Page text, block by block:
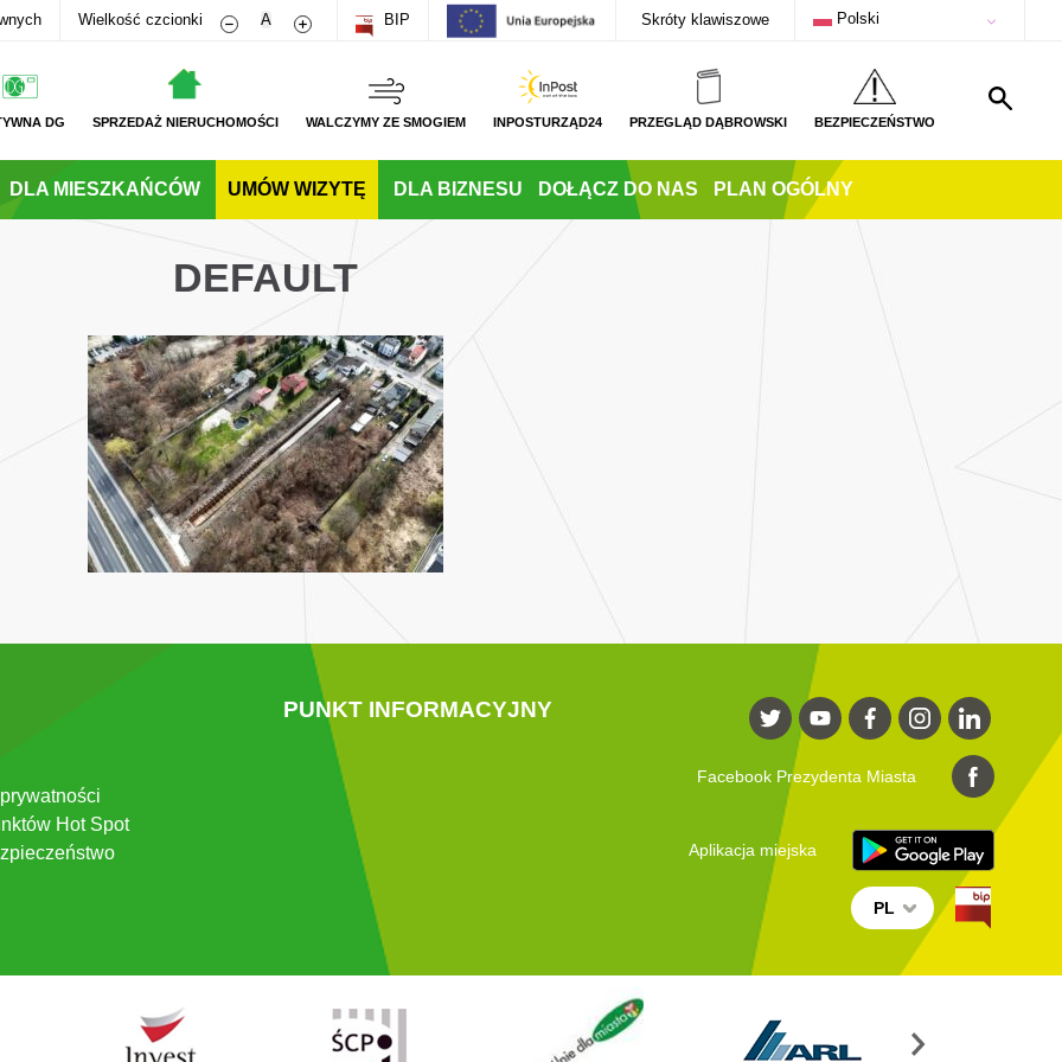
Wielkość czcionki Zmniejsz rozmiar czcionki
A Zwiększ rozmiar czcionki
BIP Skróty klawiszowe Polski
DG SPRZEDAŻ NIERUCHOMOŚCI WALCZYMY ZE SMOGIEM INPOSTURZĄD24 PRZEGLĄD DĄBROWSKI BEZPIECZEŃSTWO
DLA MIESZKAŃCÓW UMÓW WIZYTĘ DLA BIZNESU DOŁĄCZ DO NAS PLAN OGÓLNY
DEFAULT
Hot Spot
PUNKT INFORMACYJNY
Facebook Prezydenta Miasta
Aplikacja miejska
PL